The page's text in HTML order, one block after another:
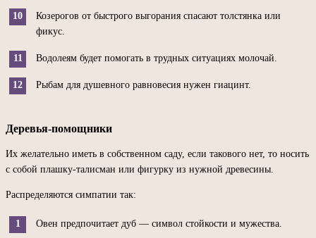
Козерогов от быстрого выгорания спасают толстянка или
фикус.
Водолеям будет помогать в трудных ситуациях молочай.
Рыбам для душевного равновесия нужен гиацинт.
Деревья-помощники
Их желательно иметь в собственном саду, если такового нет, то носить
с собой плашку-талисман или фигурку из нужной древесины.
Распределяются симпатии так:
Овен предпочитает дуб — символ стойкости и мужества.